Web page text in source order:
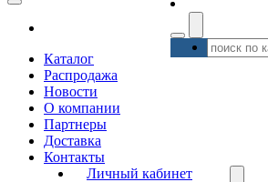
Каталог
Распродажа
Новости
О компании
Партнеры
Доставка
Контакты
Личный кабинет